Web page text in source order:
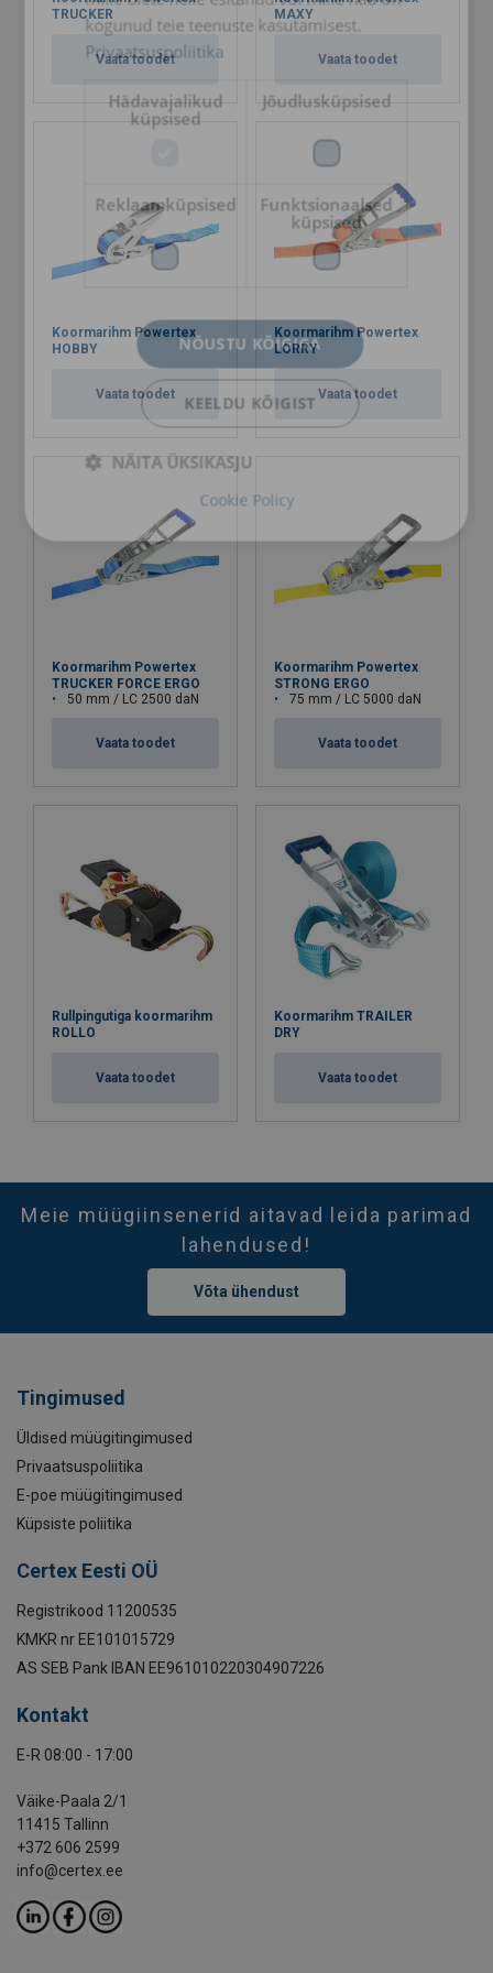
TRUCKER
Vaata toodet
MAXY
Vaata toodet
Koormarihm Powertex
HOBBY
Vaata toodet
Koormarihm Powertex
LORRY
Vaata toodet
Koormarihm Powertex
TRUCKER FORCE ERGO
50 mm / LC 2500 daN
Vaata toodet
Koormarihm Powertex
STRONG ERGO
75 mm / LC 5000 daN
Vaata toodet
Rullpingutiga koormarihm
ROLLO
Vaata toodet
Koormarihm TRAILER
DRY
Vaata toodet
Meie müügiinsenerid aitavad leida parimad
lahendused!
Võta ühendust
Tingimused
Üldised müügitingimused
Privaatsuspoliitika
E-poe müügitingimused
Küpsiste poliitika
Certex Eesti OÜ
Registrikood 11200535
KMKR nr EE101015729
AS SEB Pank IBAN EE961010220304907226
Kontakt
E-R 08:00 - 17:00
Väike-Paala 2/1
11415 Tallinn
+372 606 2599
info@certex.ee
kogunud teie teenuste kasutamisest.
Privaatsuspoliitika
Hädavajalikud
küpsised
Jõudlusküpsised
Reklaamküpsised
Funktsionaalsed
küpsised
NÕUSTU KÕIGIGA
KEELDU KÕIGIST
NÄITA ÜKSIKASJU
Cookie Policy